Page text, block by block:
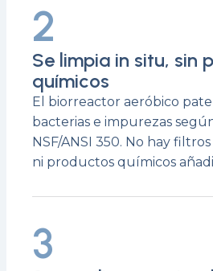
2
Se limpia in situ, sin
químicos
El biorreactor aeróbico
bacterias e impurezas
NSF/ANSI 350. No hay
ni productos químicos
3